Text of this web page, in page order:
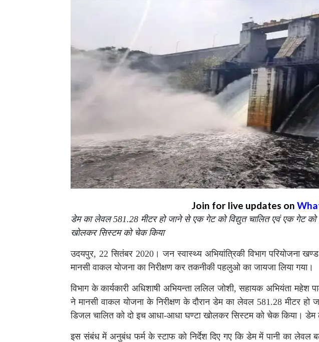
Join for live updates on
डेम का लेवल 581.28 मीटर हो जाने से एक गेट को विद्युत चालित एवं एक गेट
खोलकर सिस्टम को चेक किया
उदयपुर, 22 सितंबर 2020। जन स्वास्थ्य अभियांत्रिकी विभाग परियोजना खण्ड
मानसी वाकल योजना का निरीक्षण कर तकनीकी पहलुओ का जायजा लिया गया।
विभाग के कार्यकारी अधिशाषी अभियन्ता ललिल जोशी, सहायक अभियंता महेश
ने मानसी वाकल योजना के निरीक्षण के दौरान डेम का लेवल 581.28 मीटर
डिजल चालित को दो इच आधा-आधा घण्टा खोलकर सिस्टम को चेक किया। डेम
इस संबंध में अनुबंध फर्म के स्टाफ को निर्देश दिए गए कि डेम में पानी का लेवल